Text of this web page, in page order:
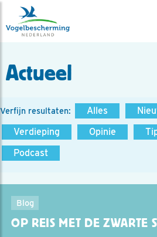
Actueel
Verfijn resultaten: Alles
Verdieping
Opinie
Podcast
Blog
OP REIS MET DE ZWARTE